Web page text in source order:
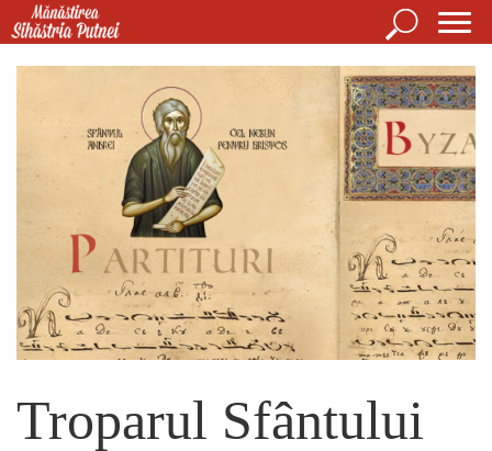
Mergi la conţinutul principal
de
Căutare
Troparul Sfântului